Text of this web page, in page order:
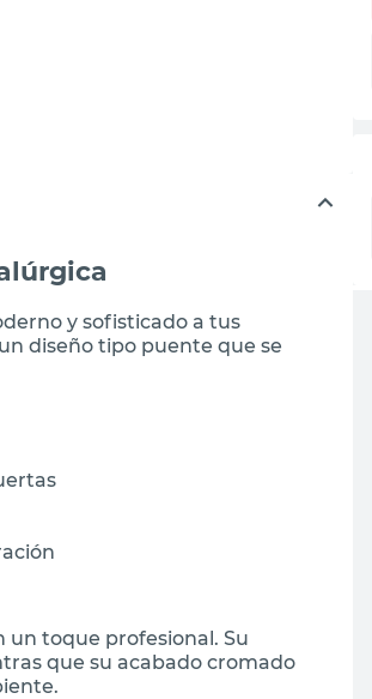
y sofisticado a tus
diseño tipo puente que se
un toque profesional. Su
que su acabado cromado